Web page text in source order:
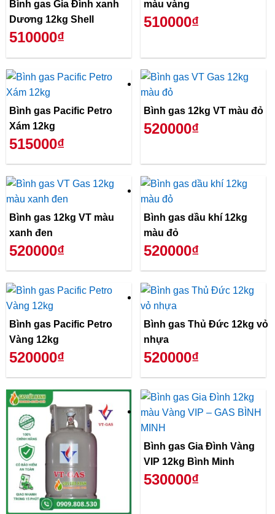
Bình gas Gia Đình xanh
Dương 12kg Shell
510000₫
màu vàng
510000₫
Bình gas Pacific Petro
Xám 12kg
515000₫
Bình gas 12kg VT màu đỏ
520000₫
Bình gas 12kg VT màu
xanh đen
520000₫
Bình gas dầu khí 12kg
màu đỏ
520000₫
Bình gas Pacific Petro
Vàng 12kg
520000₫
Bình gas Thủ Đức 12kg vỏ
nhựa
520000₫
Bình gas Gia Đình Vàng
VIP 12kg Bình Minh
530000₫